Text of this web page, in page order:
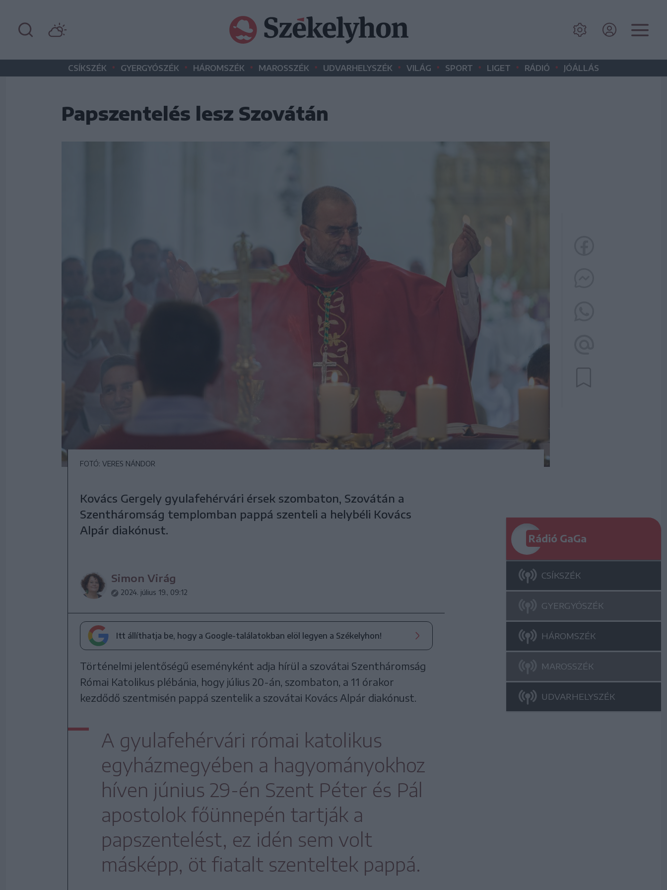
CSÍKSZÉK • GYERGYÓSZÉK • HÁROMSZÉK • MAROSSZÉK • UDVARHELYSZÉK • VILÁG • SPORT • LIGET • RÁDIÓ • JÓÁLLÁS
Papszentelés lesz Szovátán
FOTÓ: VERES NÁNDOR
Kovács Gergely gyulafehérvári érsek szombaton, Szovátán a
Szentháromság templomban pappá szenteli a helybéli Kovács
Alpár diakónust.
Simon Virág
2024. július 19., 09:12
Itt állíthatja be, hogy a Google-találatokban elöl legyen a Székelyhon!
Történelmi jelentőségű eseményként adja hírül a szovátai Szentháromság
Római Katolikus plébánia, hogy július 20-án, szombaton, a 11 órakor
kezdődő szentmisén pappá szentelik a szovátai Kovács Alpár diakónust.
A gyulafehérvári római katolikus
egyházmegyében a hagyományokhoz
híven június 29-én Szent Péter és Pál
apostolok főünnepén tartják a
papszentelést, ez idén sem volt
másképp, öt fiatalt szenteltek pappá.
Rádió GaGa
CSÍKSZÉK
GYERGYÓSZÉK
HÁROMSZÉK
MAROSSZÉK
UDVARHELYSZÉK